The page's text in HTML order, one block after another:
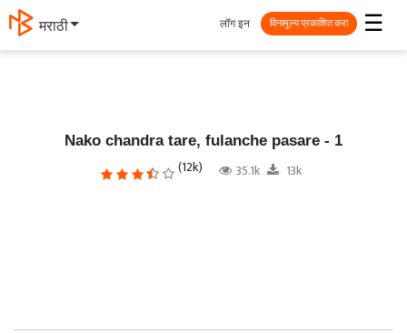
मराठी ☰
लॉग इन विनामूल्य प्रकाशित करा
Nako chandra tare, fulanche pasare - 1
(12k) 35.1k 13k